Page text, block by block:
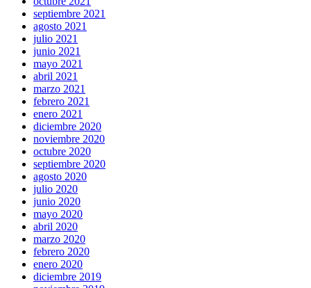
septiembre 2021
agosto 2021
julio 2021
junio 2021
mayo 2021
abril 2021
marzo 2021
febrero 2021
enero 2021
diciembre 2020
noviembre 2020
octubre 2020
septiembre 2020
agosto 2020
julio 2020
junio 2020
mayo 2020
abril 2020
marzo 2020
febrero 2020
enero 2020
diciembre 2019